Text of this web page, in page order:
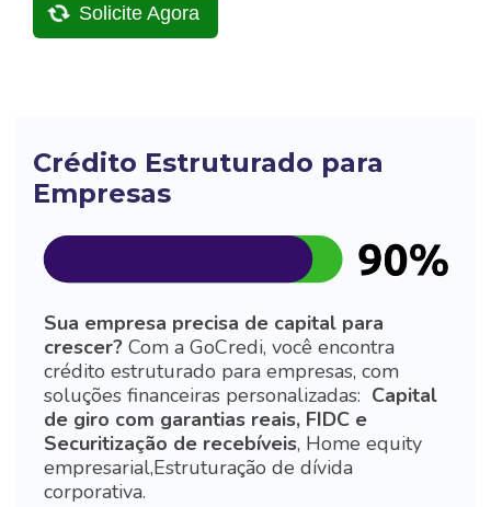
Solicite Agora
Crédito Estruturado para
Empresas
Sua empresa precisa de capital para
crescer? Com a GoCredi, você encontra
crédito estruturado para empresas, com
soluções financeiras personalizadas: Capital
de giro com garantias reais, FIDC e
Securitização de recebíveis, Home equity
empresarial,Estruturação de dívida
corporativa.